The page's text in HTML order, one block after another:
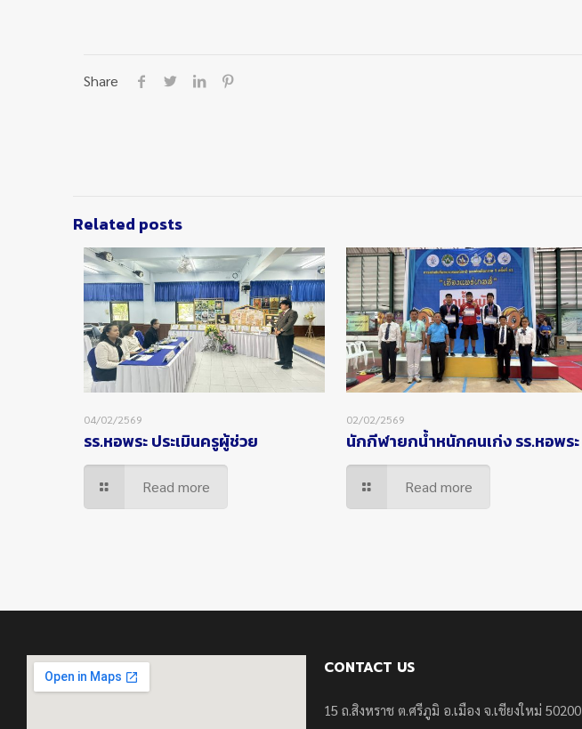
Share
Related posts
04/02/2569
รร.หอพระ ประเมินครูผู้ช่วย
Read more
02/02/2569
นักกีฬายกน้ำหนักคนเก่ง รร.หอพระ
Read more
CONTACT US
15 ถ.สิงหราช ต.ศรีภูมิ อ.เมือง จ.เชียงใหม่ 50200